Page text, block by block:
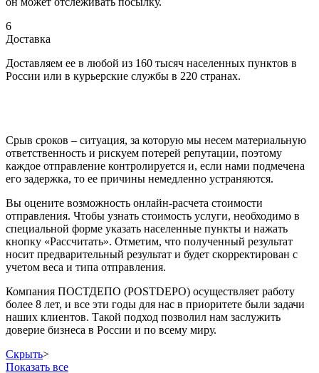
6
Доставка
Доставляем ее в любой из 160 тысяч населенных пунктов в
России или в курьерские службы в 220 странах.
Срыв сроков – ситуация, за которую мы несем материальную
ответственность и рискуем потерей репутации, поэтому
каждое отправление контролируется и, если нами подмечена
его задержка, то ее причины немедленно устраняются.
Вы оцените возможность онлайн-расчета стоимости
отправления. Чтобы узнать стоимость услуги, необходимо в
специальной форме указать населенные пункты и нажать
кнопку «Рассчитать». Отметим, что полученный результат
носит предварительный результат и будет скорректирован с
учетом веса и типа отправления.
Компания ПОСТДЕПО (POSTDEPO) осуществляет работу
более 8 лет, и все эти годы для нас в приоритете были задачи
наших клиентов. Такой подход позволил нам заслужить
доверие бизнеса в России и по всему миру.
Скрыть>
Показать все